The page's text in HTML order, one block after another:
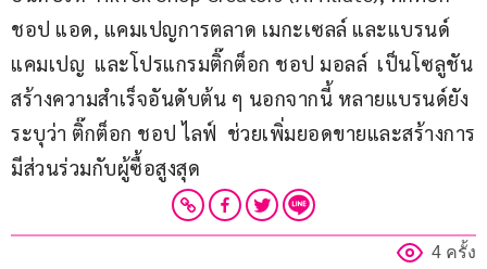
ชอป แอด, แคมเปญการตลาด เมกะเซลล์ และแบรนด์
แคมเปญ  และโปรแกรมติ๊กต็อก ชอป มอลล์  เป็นโซลูชัน
สร้างความสำเร็จอันดับต้น ๆ นอกจากนี้ หลายแบรนด์ยัง
ระบุว่า ติ๊กต็อก ชอป ไลฟ์  ช่วยเพิ่มยอดขายและสร้างการ
มีส่วนร่วมกับผู้ซื้อสูงสุด
4 ครั้ง